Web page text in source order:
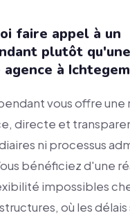
faire appel à un
plutôt qu'une
à
vous offre une
directe et
ni processus
bénéficiez d'une
impossibles
où les